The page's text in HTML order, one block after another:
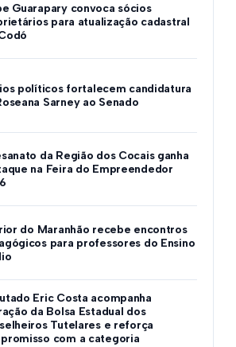
Guarapary convoca sócios
para atualização cadastral
políticos fortalecem candidatura
Sarney ao Senado
da Região dos Cocais ganha
na Feira do Empreendedor
do Maranhão recebe encontros
para professores do Ensino
Eric Costa acompanha
da Bolsa Estadual dos
Tutelares e reforça
com a categoria